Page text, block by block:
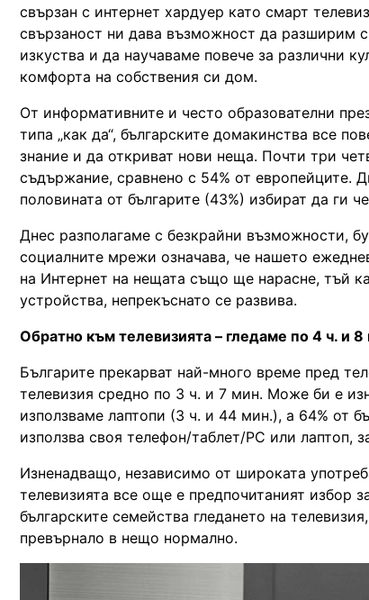
свързан с интернет хардуер като смарт
свързаност ни дава възможност да разширим
изкуства и да научаваме повече за различни
комфорта на собствения си дом.
Oт информативните и често образователни
типа „как да“, българските домакинства все
знание и да откриват нови неща. Почти три
съдържание, сравнено с 54% от европейците.
половината от българите (43%) избират да ги
Днес разполагаме с безкрайни възможности,
социалните мрежи означава, че нашето
на Интернет на нещата също ще нарасне, тъй
устройства, непрекъснато се развива.
Обратно към телевизията – гледаме по 4 ч. и
Българите прекарват най-много време пред
телевизия средно по 3 ч. и 7 мин. Може би е
използваме лаптопи (3 ч. и 44 мин.), а 64% от
използва своя телефон/таблет/PC или лаптоп,
Изненадващо, независимо от широката
телевизията все още е предпочитаният избор
българските семейства гледането на
превърнало в нещо нормално.